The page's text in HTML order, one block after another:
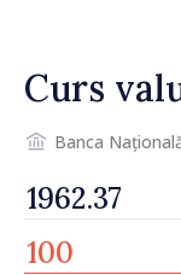
Curs
Banca